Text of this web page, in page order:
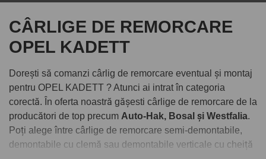
CÂRLIGE DE REMORCARE
OPEL KADETT
Dorești să comanzi cârlig de remorcare eventual și montaj
pentru OPEL KADETT ? Atunci ai intrat în categoria
corectă. În oferta noastră gășesti cârlige de remorcare de la
producători de top precum Auto-Hak, Bosal și Westfalia.
Poți alege între cârlige de remorcare semi-demontabile,
demontabile cu clemă sau demontabile verticale cu cheiță